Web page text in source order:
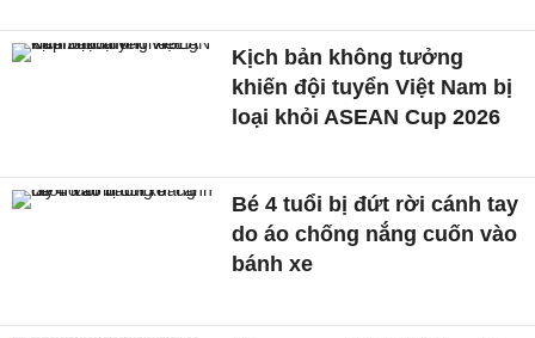
Kịch bản không tưởng
khiến đội tuyển Việt Nam bị
loại khỏi ASEAN Cup 2026
Bé 4 tuổi bị đứt rời cánh tay
do áo chống nắng cuốn vào
bánh xe